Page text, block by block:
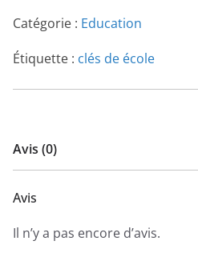
Catégorie : Education
Étiquette : clés de école
Avis (0)
Avis
Il n’y a pas encore d’avis.